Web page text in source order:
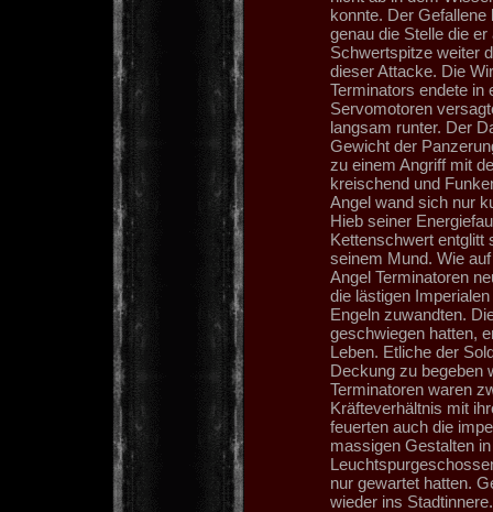
konnte. Der
genau die Stelle die
Schwertspitze weiter
dieser Attacke. Die
Terminators endete in
Servomotoren
langsam runter. Der
Gewicht der
zu einem Angriff mit
kreischend und
Angel wand sich nur
Hieb seiner
Kettenschwert entglitt
seinem Mund. Wie
Angel Terminatoren
die lästigen
Engeln zuwandten.
geschwiegen hatten,
Leben. Etliche der
Deckung zu begeben
Terminatoren waren
Kräfteverhältnis mit
feuerten auch die
massigen Gestalten
nur gewartet hatten.
wieder ins Stadtinnere.